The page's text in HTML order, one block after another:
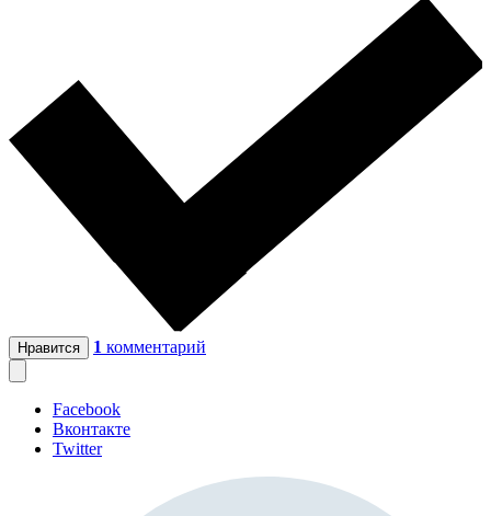
Нравится 1 комментарий
Facebook
Вконтакте
Twitter